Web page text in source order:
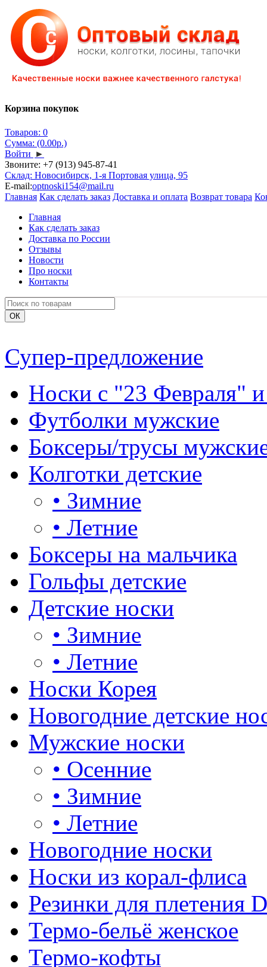
Корзина покупок
Товаров: 0
Сумма: (0.00р.)
Войти ►
Звоните: +7 (913) 945-87-41
Склад: Новосибирск, 1-я Портовая улица, 95
E-mail:optnoski154@mail.ru
Главная Как сделать заказ Доставка и оплата Возврат товара
Главная
Как сделать заказ
Доставка по России
Отзывы
Новости
Про носки
Контакты
Супер-предложение
Носки с "23 Февраля"
Футболки мужские
Боксеры/трусы
Колготки детские
• Зимние
• Летние
Боксеры на мальчика
Гольфы детские
Детские носки
• Зимние
• Летние
Носки Корея
Новогодние детские
Мужские носки
• Осенние
• Зимние
• Летние
Новогодние носки
Носки из корал-флиса
Резинки для плетения
Термо-бельё женское
Термо-кофты